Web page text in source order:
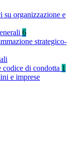
organizzazione e
6
strategico-
codice di condotta 1
e imprese